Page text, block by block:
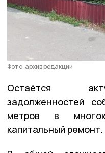
Фото: архив редакции
Остаётся
задолженностей
метров в
капитальный ремонт.